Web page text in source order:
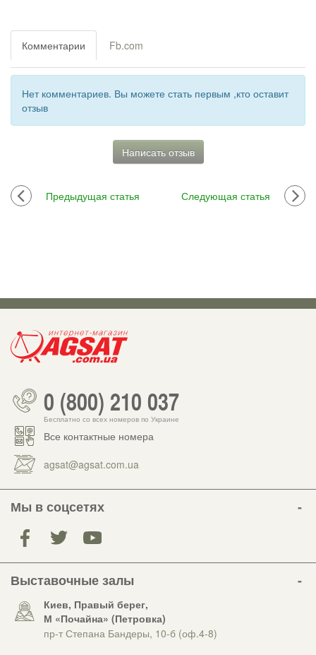
Комментарии Fb.com
Нет комментариев. Вы можете стать первым ,кто оставит
отзыв
Написать отзыв
Предыдущая статья Следующая статья
0 (800) 210 037
Бесплатно со всех номеров по Украине
Все контактные номера
agsat@agsat.com.ua
Мы в соцсетях
Выставочные залы
Киев, Правый берег,
М «Почайна» (Петровка)
пр-т Степана Бандеры, 10-б (оф.4-8)